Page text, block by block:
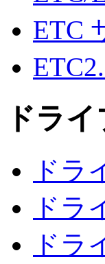
ETC
ドラ
ドラ
ドラ
ドラ